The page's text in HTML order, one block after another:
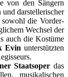
von den Sängern
darstellerischer
die Vorder-
Wechsel der
auch die Kostüme
Evin unterstützten
Staatsoper das
musikalischen